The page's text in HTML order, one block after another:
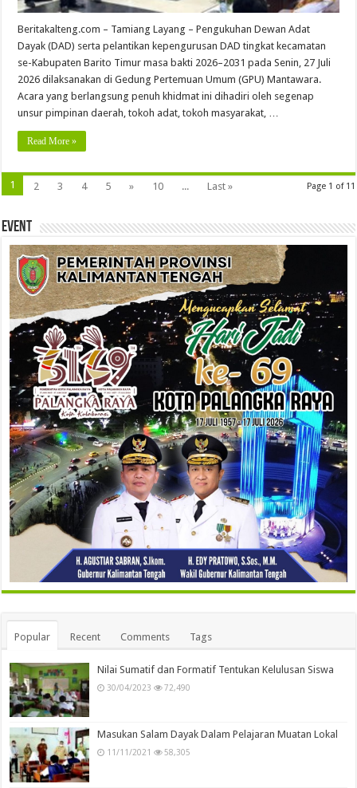
Beritakalteng.com – Tamiang Layang – Pengukuhan Dewan Adat
Dayak (DAD) serta pelantikan kepengurusan DAD tingkat kecamatan
se-Kabupaten Barito Timur masa bakti 2026–2031 pada Senin, 27 Juli
2026 dilaksanakan di Gedung Pertemuan Umum (GPU) Mantawara.
Acara yang berlangsung penuh khidmat ini dihadiri oleh segenap
unsur pimpinan daerah, tokoh adat, tokoh masyarakat, …
Read More »
Page 1 of 11
1 2 3 4 5 » 10 ... Last »
Event
Popular Recent Comments Tags
Nilai Sumatif dan Formatif Tentukan Kelulusan Siswa
30/04/2023 72,490
Masukan Salam Dayak Dalam Pelajaran Muatan Lokal
11/11/2021 58,305